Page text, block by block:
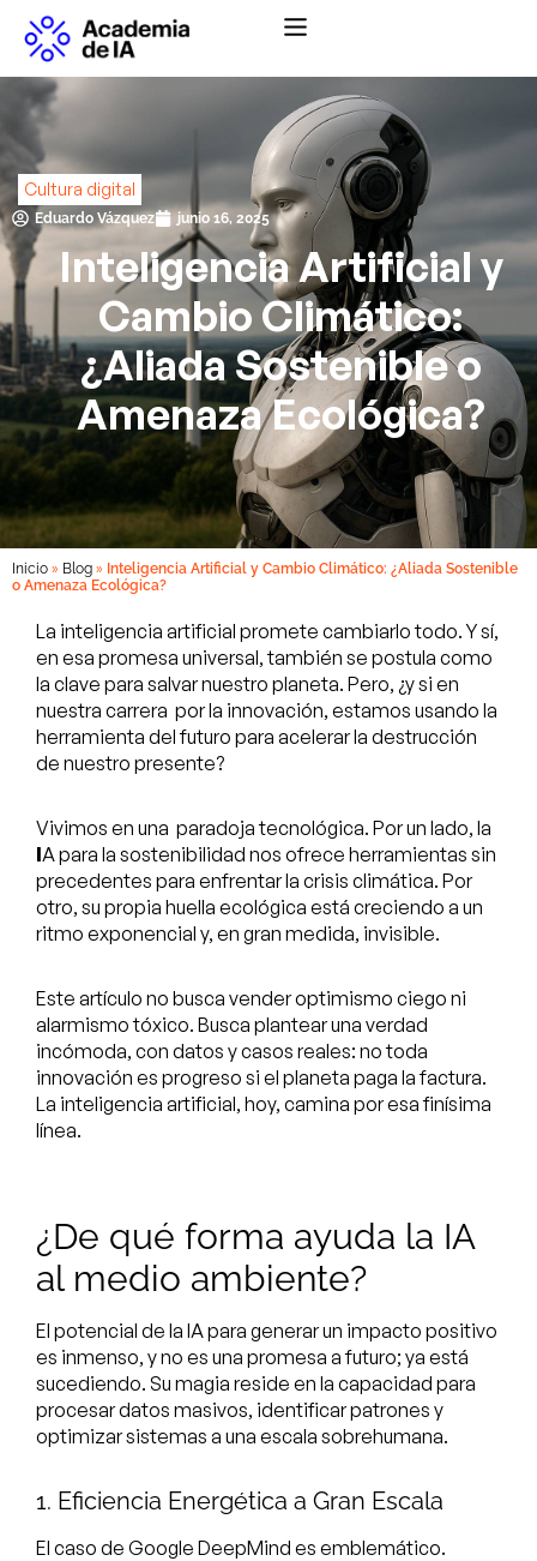
Cultura digital
Eduardo Vázquez junio 16, 2025
Inteligencia Artificial y
Cambio Climático:
¿Aliada Sostenible o
Amenaza Ecológica?
Inicio » Blog » Inteligencia Artificial y Cambio Climático: ¿Aliada Sostenible
o Amenaza Ecológica?
La inteligencia artificial promete cambiarlo todo. Y sí,
en esa promesa universal, también se postula como
la clave para salvar nuestro planeta. Pero, ¿y si en
nuestra carrera por la innovación, estamos usando la
herramienta del futuro para acelerar la destrucción
de nuestro presente?
Vivimos en una paradoja tecnológica. Por un lado, la
IA para la sostenibilidad nos ofrece herramientas sin
precedentes para enfrentar la crisis climática. Por
otro, su propia huella ecológica está creciendo a un
ritmo exponencial y, en gran medida, invisible.
Este artículo no busca vender optimismo ciego ni
alarmismo tóxico. Busca plantear una verdad
incómoda, con datos y casos reales: no toda
innovación es progreso si el planeta paga la factura.
La inteligencia artificial, hoy, camina por esa finísima
línea.
¿De qué forma ayuda la IA
al medio ambiente?
El potencial de la IA para generar un impacto positivo
es inmenso, y no es una promesa a futuro; ya está
sucediendo. Su magia reside en la capacidad para
procesar datos masivos, identificar patrones y
optimizar sistemas a una escala sobrehumana.
1. Eficiencia Energética a Gran Escala
El caso de Google DeepMind es emblemático.